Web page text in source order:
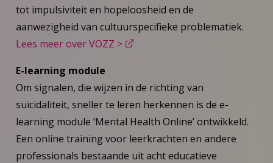
tot impulsiviteit en hopeloosheid en de
aanwezigheid van cultuurspecifieke problematiek.
Lees meer over VOZZ >
E-learning module
Om signalen, die wijzen in de richting van
suïcidaliteit, sneller te leren herkennen is de e-
learning module ‘Mental Health Online’ ontwikkeld.
Een online training voor leerkrachten en andere
professionals bestaande uit acht educatieve